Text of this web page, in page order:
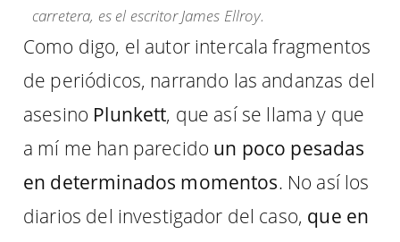
carretera, es el escritor James Ellroy.
Como digo, el autor intercala fragmentos
de periódicos, narrando las andanzas del
asesino Plunkett, que así se llama y que
a mí me han parecido un poco pesadas
en determinados momentos. No así los
diarios del investigador del caso, que en